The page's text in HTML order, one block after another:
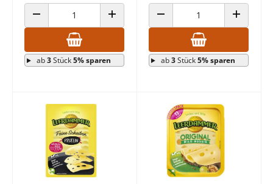
ANZAHL VERRINGERN ANZAHL ERHÖHEN
ab3Stück5% sparen
ANZAHL VERRINGERN ANZAHL
ab3Stück5% sparen